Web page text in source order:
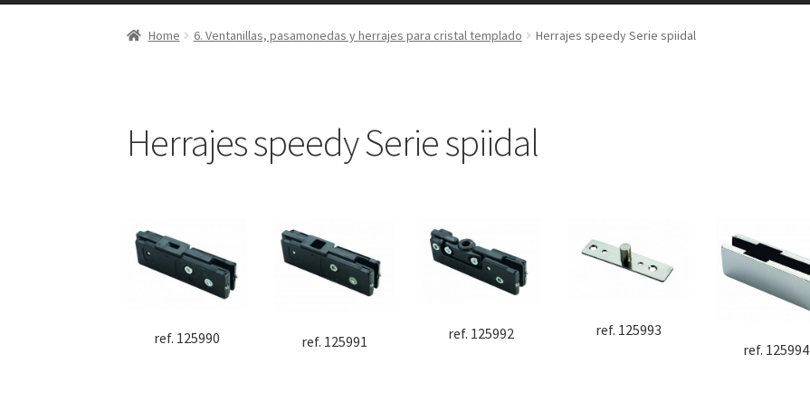
Home 6. Ventanillas, pasamonedas y herrajes para cristal templado Herrajes speedy Serie spiidal
Herrajes speedy Serie spiidal
ref. 125990 ref. 125991 ref. 125992
ref. 125993
ref. 125994